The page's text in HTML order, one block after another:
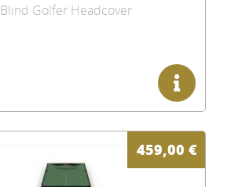
Blind Golfer Headcover
459,00 €